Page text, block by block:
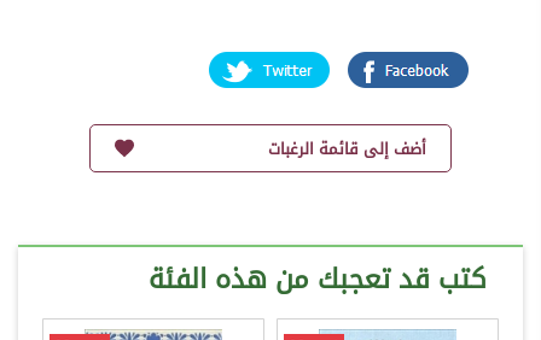
أضف إلى قائمة الرغبات
كتب قد تعجبك من هذه الفئة